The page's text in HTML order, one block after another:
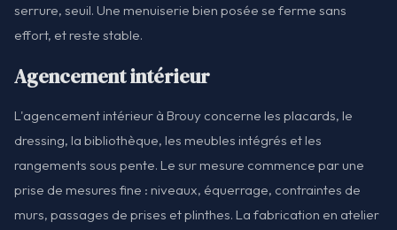
serrure, seuil. Une menuiserie bien posée se ferme sans
effort, et reste stable.
Agencement intérieur
L'agencement intérieur à Brouy concerne les placards, le
dressing, la bibliothèque, les meubles intégrés et les
rangements sous pente. Le sur mesure commence par une
prise de mesures fine : niveaux, équerrage, contraintes de
murs, passages de prises et plinthes. La fabrication en atelier